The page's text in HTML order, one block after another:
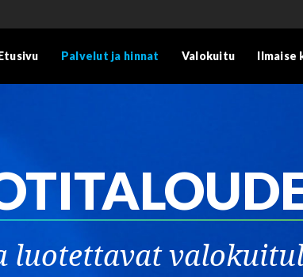
Palvelut ja hinnat Valokuitu Ilmaise
luotettavat